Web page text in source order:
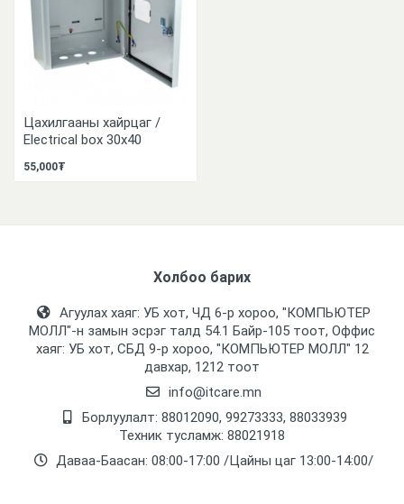
Цахилгааны хайрцаг /
Electrical box 30х40
55,000₮
Холбоо барих
Агуулах хаяг: УБ хот, ЧД 6-р хороо, "КОМПЬЮТЕР
МОЛЛ᠌"-н замын эсрэг талд 54.1 Байр-105 тоот, Оффис
хаяг: УБ хот, СБД 9-р хороо, "КОМПЬЮТЕР МОЛЛ᠌" 12
давхар, 1212 тоот
info@itcare.mn
Борлуулалт: 88012090, 99273333, 88033939
Техник тусламж: 88021918
Даваа-Баасан: 08:00-17:00 /Цайны цаг 13:00-14:00/